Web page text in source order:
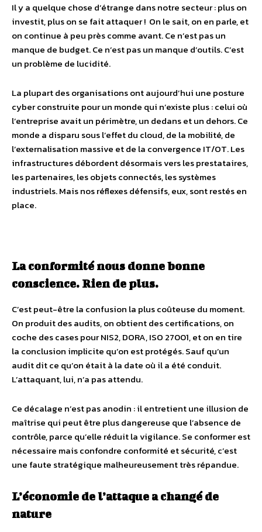
Il y a quelque chose d’étrange dans notre secteur : plus on
investit, plus on se fait attaquer ! On le sait, on en parle, et
on continue à peu près comme avant. Ce n’est pas un
manque de budget. Ce n’est pas un manque d’outils. C’est
un problème de lucidité.
La plupart des organisations ont aujourd’hui une posture
cyber construite pour un monde qui n’existe plus : celui où
l’entreprise avait un périmètre, un dedans et un dehors. Ce
monde a disparu sous l’effet du cloud, de la mobilité, de
l’externalisation massive et de la convergence IT/OT. Les
infrastructures débordent désormais vers les prestataires,
les partenaires, les objets connectés, les systèmes
industriels. Mais nos réflexes défensifs, eux, sont restés en
place.
La conformité nous donne bonne
conscience. Rien de plus.
C’est peut-être la confusion la plus coûteuse du moment.
On produit des audits, on obtient des certifications, on
coche des cases pour NIS2, DORA, ISO 27001, et on en tire
la conclusion implicite qu’on est protégés. Sauf qu’un
audit dit ce qu’on était à la date où il a été conduit.
L’attaquant, lui, n’a pas attendu.
Ce décalage n’est pas anodin : il entretient une illusion de
maîtrise qui peut être plus dangereuse que l’absence de
contrôle, parce qu’elle réduit la vigilance. Se conformer est
nécessaire mais confondre conformité et sécurité, c’est
une faute stratégique malheureusement très répandue.
L’économie de l’attaque a changé de
nature